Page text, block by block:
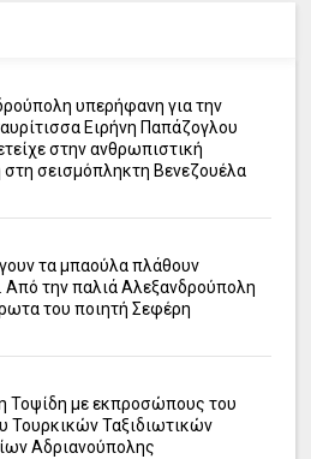
υπερήφανη για την
Ειρήνη Παπάζογλου
στην ανθρωπιστική
σεισμόπληκτη Βενεζουέλα
τα μπαούλα πλάθουν
Από την παλιά Αλεξανδρούπολη
του ποιητή Σεφέρη
Τοψίδη με εκπροσώπους του
Τουρκικών Ταξιδιωτικών
Αδριανούπολης